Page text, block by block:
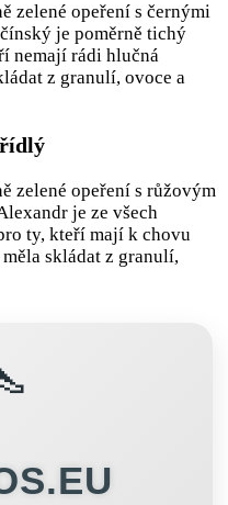
zelené opeření s černými
je poměrně tichý
nemají rádi hlučná
z granulí, ovoce a
zelené opeření s růžovým
je ze všech
ty, kteří mají k chovu
skládat z granulí,